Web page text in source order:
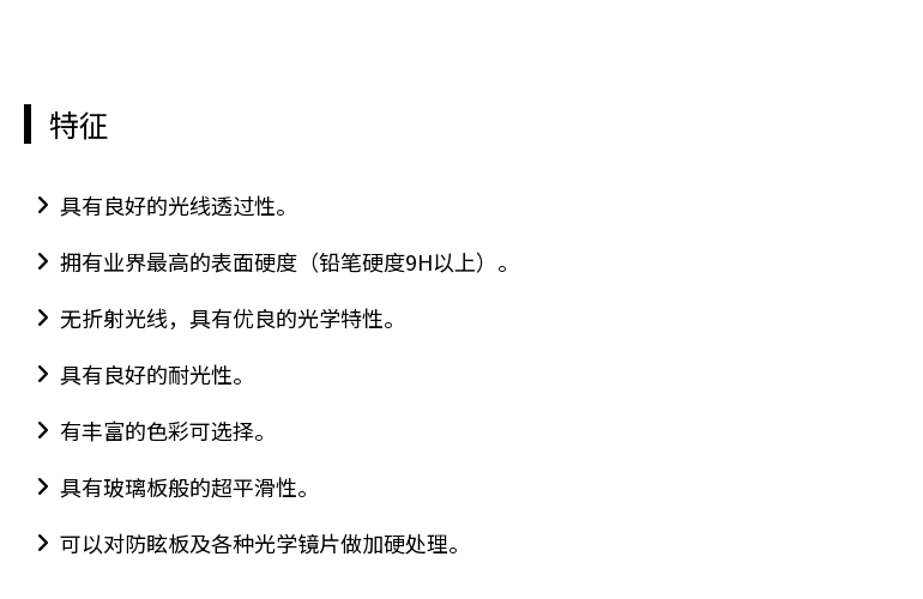
特征
具有良好的光线透过性。
拥有业界最高的表面硬度（铅笔硬度9H以上）。
无折射光线，具有优良的光学特性。
具有良好的耐光性。
有丰富的色彩可选择。
具有玻璃板般的超平滑性。
可以对防眩板及各种光学镜片做加硬处理。